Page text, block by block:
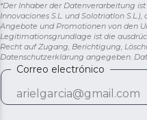
*Der Inhaber der Datenverarbeitung
Innovaciones S.L. und Solotriatlon
Angebote und Promotionen von den
Legitimationsgrundlage ist die
Recht auf Zugang, Berichtigung,
Datenschutzerklärung angegeben.
Correo electrónico